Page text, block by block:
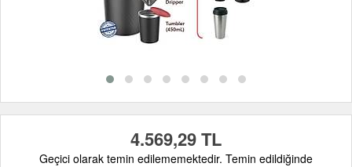
4.569,29 TL
Geçici olarak temin edilememektedir. Temin edildiğinde